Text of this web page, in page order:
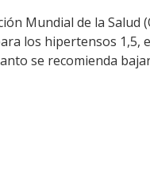
Mundial de la
los hipertensos 1,5,
se recomienda